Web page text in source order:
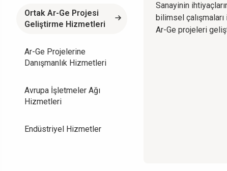
Ortak Ar-Ge Projesi
Geliştirme Hizmetleri
Ar-Ge Projelerine
Danışmanlık Hizmetleri
Avrupa İşletmeler Ağı
Hizmetleri
Endüstriyel Hizmetler
Sanayinin
bilimsel
Ar-Ge projeleri